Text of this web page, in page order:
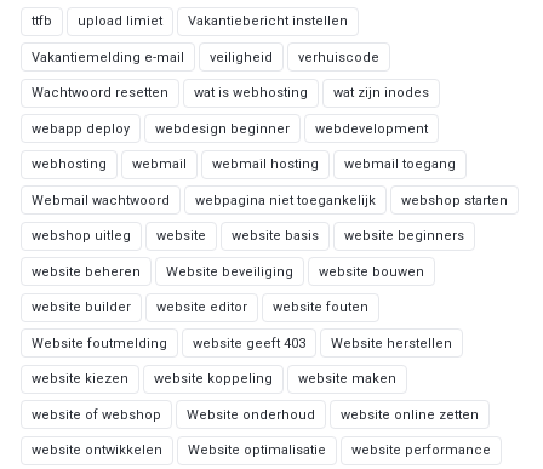
ttfb upload limiet Vakantiebericht instellen
Vakantiemelding e-mail veiligheid verhuiscode
Wachtwoord resetten wat is webhosting wat zijn inodes
webapp deploy webdesign beginner webdevelopment
webhosting webmail webmail hosting webmail toegang
Webmail wachtwoord webpagina niet toegankelijk webshop starten
webshop uitleg website website basis website beginners
website beheren Website beveiliging website bouwen
website builder website editor website fouten
Website foutmelding website geeft 403 Website herstellen
website kiezen website koppeling website maken
website of webshop Website onderhoud website online zetten
website ontwikkelen Website optimalisatie website performance